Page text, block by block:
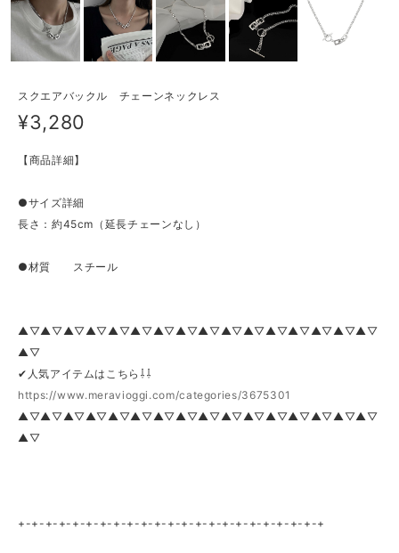
スクエアバックル チェーンネックレス
¥3,280
【商品詳細】
●サイズ詳細
長さ：約45cm（延長チェーンなし）
●材質 スチール
▲▽▲▽▲▽▲▽▲▽▲▽▲▽▲▽▲▽▲▽▲▽▲▽▲▽▲▽▲▽▲▽
▲▽
✔人気アイテムはこちら⇩⇩
https://www.meravioggi.com/categories/3675301
▲▽▲▽▲▽▲▽▲▽▲▽▲▽▲▽▲▽▲▽▲▽▲▽▲▽▲▽▲▽▲▽
▲▽
+-+-+-+-+-+-+-+-+-+-+-+-+-+-+-+-+-+-+-+-+-+-+